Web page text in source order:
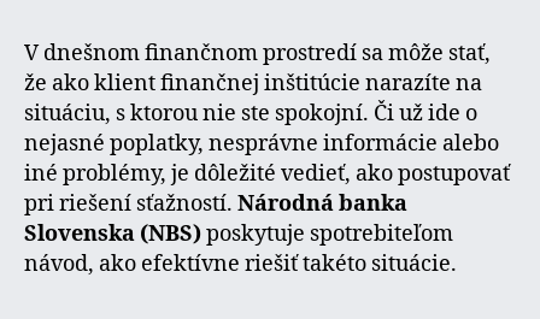
V dnešnom finančnom prostredí sa môže stať,
že ako klient finančnej inštitúcie narazíte na
situáciu, s ktorou nie ste spokojní. Či už ide o
nejasné poplatky, nesprávne informácie alebo
iné problémy, je dôležité vedieť, ako postupovať
pri riešení sťažností. Národná banka
Slovenska (NBS)poskytuje spotrebiteľom
návod, ako efektívne riešiť takéto situácie.